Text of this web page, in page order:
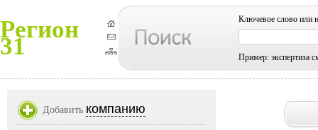
Регион
31
Ключевое слово или
Пример: экспертиза
Добавить компанию